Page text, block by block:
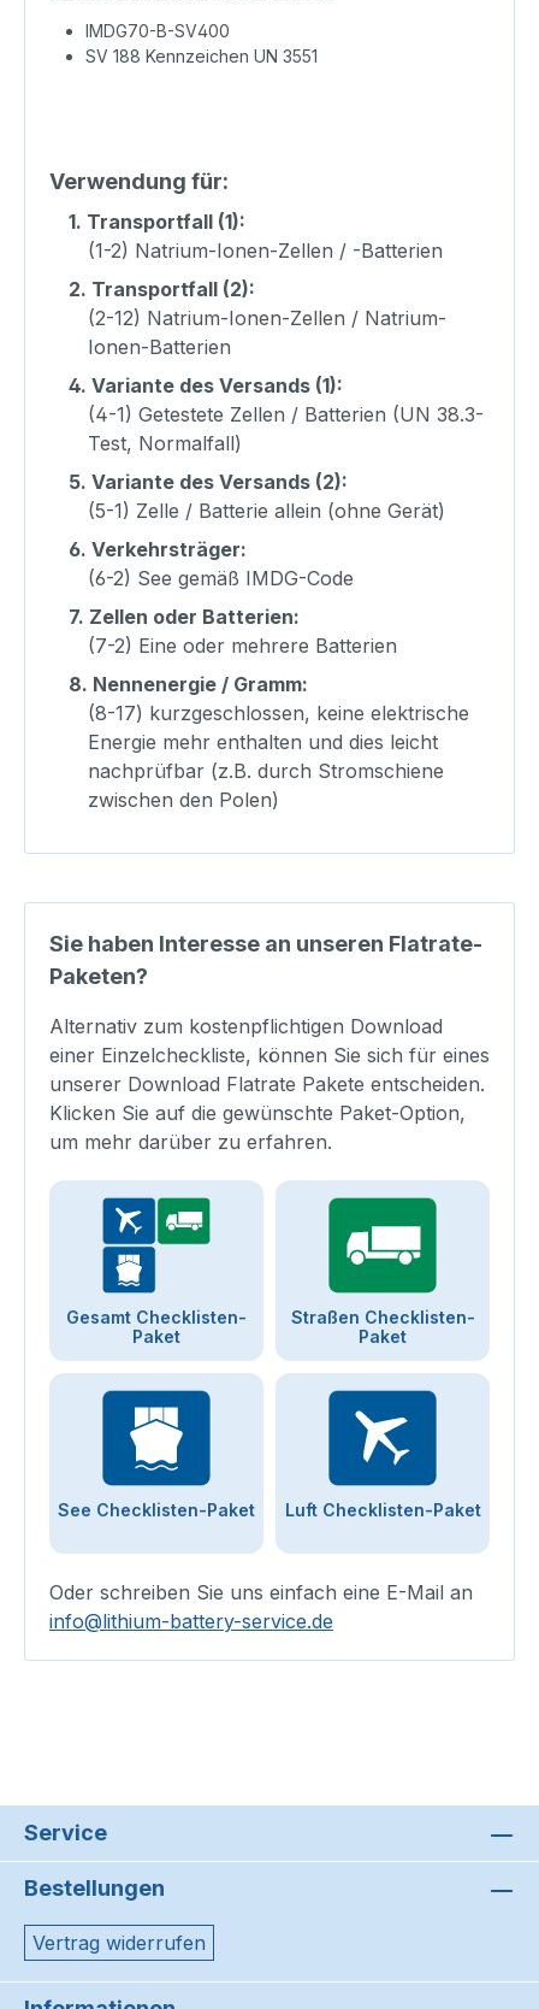
IMDG70-B-SV400
SV 188 Kennzeichen UN 3551
Verwendung für:
1. Transportfall (1):
(1-2) Natrium-Ionen-Zellen / -Batterien
2. Transportfall (2):
(2-12) Natrium-Ionen-Zellen / Natrium-
Ionen-Batterien
4. Variante des Versands (1):
(4-1) Getestete Zellen / Batterien (UN 38.3-
Test, Normalfall)
5. Variante des Versands (2):
(5-1) Zelle / Batterie allein (ohne Gerät)
6. Verkehrsträger:
(6-2) See gemäß IMDG-Code
7. Zellen oder Batterien:
(7-2) Eine oder mehrere Batterien
8. Nennenergie / Gramm:
(8-17) kurzgeschlossen, keine elektrische
Energie mehr enthalten und dies leicht
nachprüfbar (z.B. durch Stromschiene
zwischen den Polen)
Sie haben Interesse an unseren Flatrate-
Paketen?
Alternativ zum kostenpflichtigen Download
einer Einzelcheckliste, können Sie sich für eines
unserer Download Flatrate Pakete entscheiden.
Klicken Sie auf die gewünschte Paket-Option,
um mehr darüber zu erfahren.
Gesamt Checklisten-
Paket
Straßen Checklisten-
Paket
See Checklisten-Paket Luft Checklisten-Paket
Oder schreiben Sie uns einfach eine E-Mail an
info@lithium-battery-service.de
Service
Bestellungen
Vertrag widerrufen